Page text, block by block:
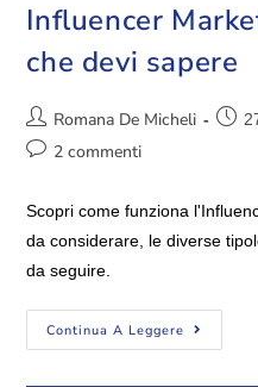
Influencer
che devi sapere
Romana De Micheli
2 commenti
Scopri come funziona
da considerare, le diverse
da seguire.
Continua A Leggere